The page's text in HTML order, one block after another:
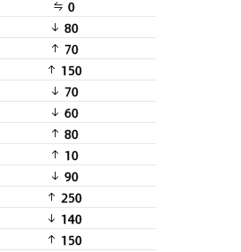
0
80
70
150
70
60
80
10
90
250
140
150